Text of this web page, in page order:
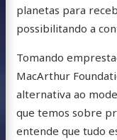
planetas para
possibilitando a
Tomando
MacArthur
alternativa ao
que temos sobre
entende que tudo